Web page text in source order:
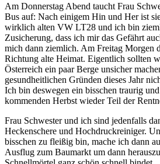
Am Donnerstag Abend taucht Frau
Bus auf: Nach einigem Hin und Her ist
wirklich alten VW LT28 und ich bin
Zusicherung, dass ich mir das Gefährt
mich dann ziemlich. Am Freitag Morgen
Richtung alte Heimat. Eigentlich sollten
Österreich ein paar Berge unsicher
gesundheitlichen Gründen dieses Jahr
Ich bin deswegen ein bisschen traurig
kommenden Herbst wieder Teil der
Frau Schwester und ich sind jedenfalls
Heckenschere und Hochdruckreiniger.
bisschen zu fleißig bin, mache ich dann
Ausflug zum Baumarkt um dann